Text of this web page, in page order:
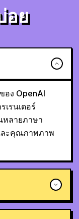
อย
อง OpenAI
รนเดอร์
ลายภาษา
ละคุณภาพภาพ